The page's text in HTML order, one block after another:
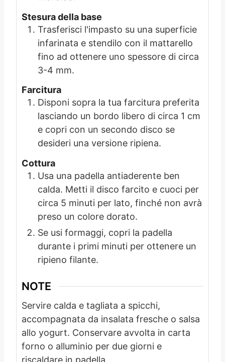
Stesura della base
Trasferisci l'impasto su una superficie
infarinata e stendilo con il mattarello
fino ad ottenere uno spessore di circa
3-4 mm.
Farcitura
Disponi sopra la tua farcitura preferita
lasciando un bordo libero di circa 1 cm
e copri con un secondo disco se
desideri una versione ripiena.
Cottura
Usa una padella antiaderente ben
calda. Metti il disco farcito e cuoci per
circa 5 minuti per lato, finché non avrà
preso un colore dorato.
Se usi formaggi, copri la padella
durante i primi minuti per ottenere un
ripieno filante.
NOTE
Servire calda e tagliata a spicchi,
accompagnata da insalata fresche o salsa
allo yogurt. Conservare avvolta in carta
forno o alluminio per due giorni e
riscaldare in padella.